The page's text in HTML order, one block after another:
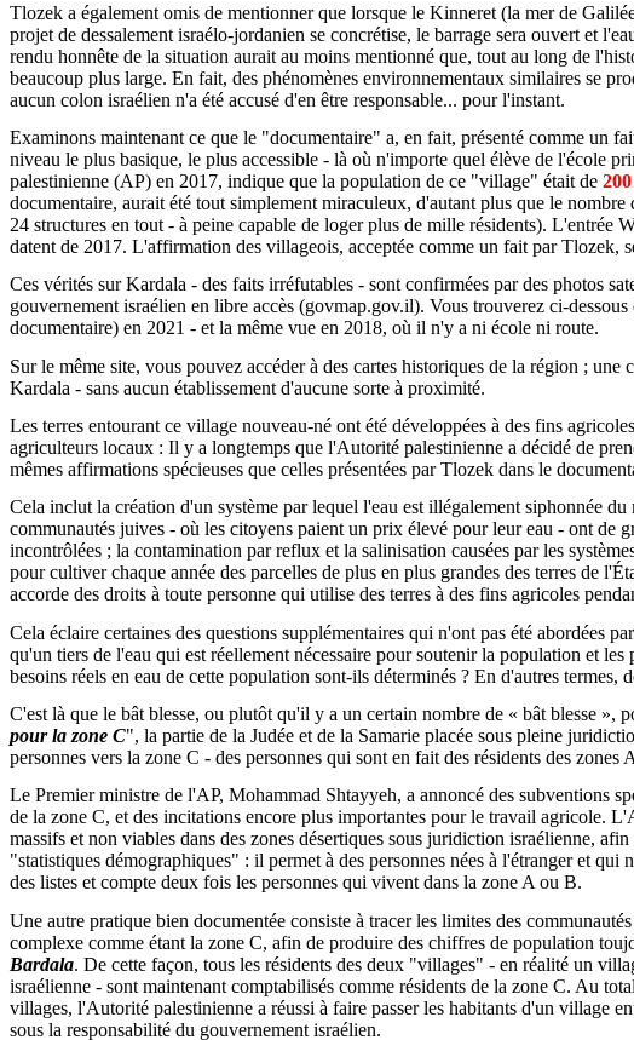
Tlozek a également omis de mentionner que lorsque le Kinneret (la mer de
projet de dessalement israélo-jordanien se concrétise, le barrage sera ouvert et
rendu honnête de la situation aurait au moins mentionné que, tout au long de
beaucoup plus large. En fait, des phénomènes environnementaux similaires se
aucun colon israélien n'a été accusé d'en être responsable... pour l'instant.
Examinons maintenant ce que le "documentaire" a, en fait, présenté comme un
niveau le plus basique, le plus accessible - là où n'importe quel élève de l'école
palestinienne (AP) en 2017, indique que la population de ce "village" était de 200
documentaire, aurait été tout simplement miraculeux, d'autant plus que le
24 structures en tout - à peine capable de loger plus de mille résidents). L'entrée
datent de 2017. L'affirmation des villageois, acceptée comme un fait par Tlozek,
Ces vérités sur Kardala - des faits irréfutables - sont confirmées par des photos
gouvernement israélien en libre accès (govmap.gov.il). Vous trouverez ci-
documentaire) en 2021 - et la même vue en 2018, où il n'y a ni école ni route.
Sur le même site, vous pouvez accéder à des cartes historiques de la région ;
Kardala - sans aucun établissement d'aucune sorte à proximité.
Les terres entourant ce village nouveau-né ont été développées à des fins
agriculteurs locaux : Il y a longtemps que l'Autorité palestinienne a décidé de
mêmes affirmations spécieuses que celles présentées par Tlozek dans le
Cela inclut la création d'un système par lequel l'eau est illégalement siphonnée
communautés juives - où les citoyens paient un prix élevé pour leur eau - ont de
incontrôlées ; la contamination par reflux et la salinisation causées par les
pour cultiver chaque année des parcelles de plus en plus grandes des terres de
accorde des droits à toute personne qui utilise des terres à des fins agricoles
Cela éclaire certaines des questions supplémentaires qui n'ont pas été abordées
qu'un tiers de l'eau qui est réellement nécessaire pour soutenir la population et
besoins réels en eau de cette population sont-ils déterminés ? En d'autres
C'est là que le bât blesse, ou plutôt qu'il y a un certain nombre de « bât blesse
pour la zone C", la partie de la Judée et de la Samarie placée sous pleine
personnes vers la zone C - des personnes qui sont en fait des résidents des
Le Premier ministre de l'AP, Mohammad Shtayyeh, a annoncé des subventions
de la zone C, et des incitations encore plus importantes pour le travail agricole.
massifs et non viables dans des zones désertiques sous juridiction israélienne,
"statistiques démographiques" : il permet à des personnes nées à l'étranger et
des listes et compte deux fois les personnes qui vivent dans la zone A ou B.
Une autre pratique bien documentée consiste à tracer les limites des
complexe comme étant la zone C, afin de produire des chiffres de population
Bardala. De cette façon, tous les résidents des deux "villages" - en réalité un
israélienne - sont maintenant comptabilisés comme résidents de la zone C. Au
villages, l'Autorité palestinienne a réussi à faire passer les habitants d'un village
sous la responsabilité du gouvernement israélien.